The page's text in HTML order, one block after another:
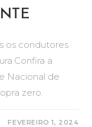
os condutores
a
Nacional de
zero.
FEVEREIRO 1, 2024